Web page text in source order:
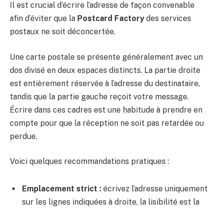
Il est crucial d’écrire l’adresse de façon convenable
afin d’éviter que la Postcard Factory des services
postaux ne soit déconcertée.
Une carte postale se présente généralement avec un
dos divisé en deux espaces distincts. La partie droite
est entièrement réservée à l’adresse du destinataire,
tandis que la partie gauche reçoit votre message.
Écrire dans ces cadres est une habitude à prendre en
compte pour que la réception ne soit pas retardée ou
perdue.
Voici quelques recommandations pratiques :
Emplacement strict : écrivez l’adresse uniquement
sur les lignes indiquées à droite, la lisibilité est la